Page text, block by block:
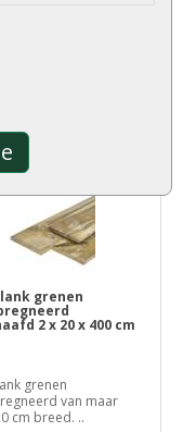
grenen
2 x 20 x 400 cm
grenen
van maar
cm breed. ..